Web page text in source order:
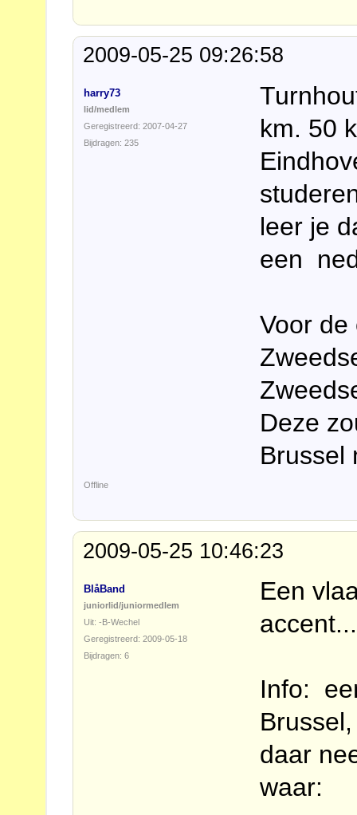
2009-05-25 09:26:58
harry73
lid/medlem
Geregistreerd: 2007-04-27
Bijdragen: 235
km. 50
leer je
een
Voor
Deze
Brussel
Offline
2009-05-25 10:46:23
BlåBand
juniorlid/juniormedlem
Uit: -B-Wechel
Geregistreerd: 2009-05-18
Bijdragen: 6
Een
Info:
daar
waar: